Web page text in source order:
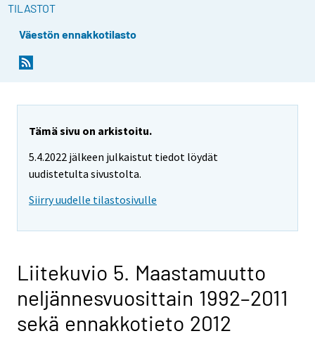
TILASTOT
Väestön ennakkotilasto
Tämä sivu on arkistoitu.
5.4.2022 jälkeen julkaistut tiedot löydät
uudistetulta sivustolta.
Siirry uudelle tilastosivulle
Liitekuvio 5. Maastamuutto
neljännesvuosittain 1992–2011
sekä ennakkotieto 2012